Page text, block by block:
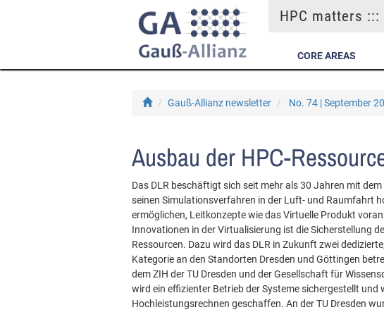
HPC matters
CORE AREAS
Gauß-Allianz newsletter No. 74 | September
Ausbau der HPC-
Das DLR beschäftigt sich seit mehr als 30 Jahren mit
seinen Simulationsverfahren in der Luft- und Raumfahrt
ermöglichen, Leitkonzepte wie das Virtuelle Produkt
Innovationen in der Virtualisierung ist die Sicherstellung
Ressourcen. Dazu wird das DLR in Zukunft zwei
Kategorie an den Standorten Dresden und Göttingen
dem ZIH der TU Dresden und der Gesellschaft für
wird ein effizienter Betrieb der Systeme sichergestellt
Hochleistungsrechnen geschaffen. An der TU Dresden